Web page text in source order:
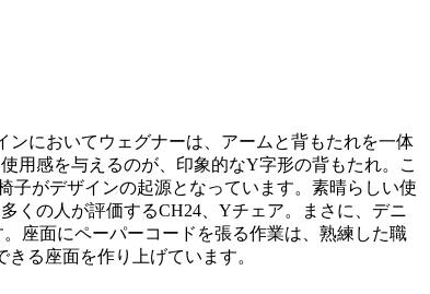
においてウェグナーは、アームと背もたれを一体
用感を与えるのが、印象的なY字形の背もたれ。こ
子がデザインの起源となっています。素晴らしい使
くの人が評価するCH24、Yチェア。まさに、デニ
座面にペーパーコードを張る作業は、熟練した職
る座面を作り上げています。